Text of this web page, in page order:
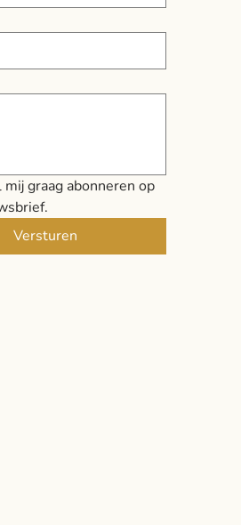
mij graag abonneren op
Versturen